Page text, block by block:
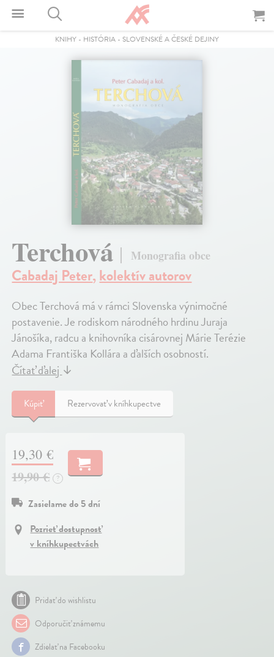
KNIHY - HISTÓRIA - SLOVENSKÉ A ČESKÉ DEJINY
Terchová Monografia obce
Cabadaj Peter,kolektív autorov
Obec Terchová má v rámci Slovenska výnimočné
postavenie. Je rodiskom národného hrdinu Juraja
Jánošíka, radcu a knihovníka cisárovnej Márie Terézie
Adama Františka Kollára a ďalších osobností.
Čítať ďalej ↓
Kúpiť Rezervovať v kníhkupectve
19,30 €
19,90 €
?
Zasielame do 5 dní
Pozrieť dostupnosť
v kníhkupectvách
Pridať do wishlistu
Odporučiť známemu
Zdielať na Facebooku